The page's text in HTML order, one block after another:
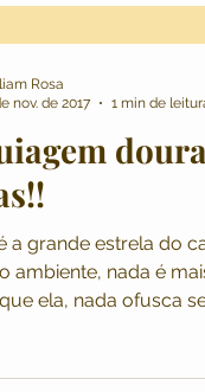
a grande estrela do
ambiente, nada é
ela, nada ofusca
Rosa
nov. de 2017
1 min de